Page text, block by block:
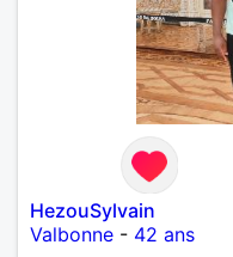
HezouSylvain
Valbonne - 42 ans